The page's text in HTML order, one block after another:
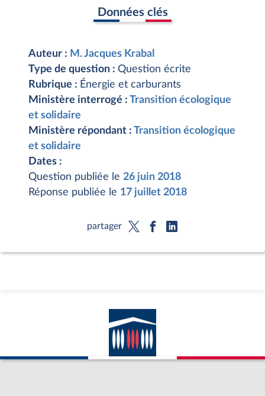
Données clés
Auteur : M. Jacques Krabal
Type de question : Question écrite
Rubrique : Énergie et carburants
Ministère interrogé : Transition écologique
et solidaire
Ministère répondant : Transition écologique
et solidaire
Dates :
Question publiée le 26 juin 2018
Réponse publiée le 17 juillet 2018
partager